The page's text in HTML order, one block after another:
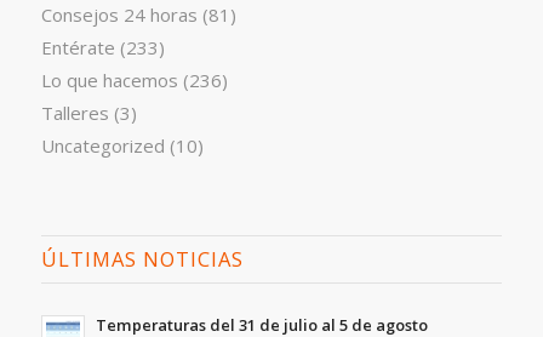
Consejos 24 horas (81)
Entérate (233)
Lo que hacemos (236)
Talleres (3)
Uncategorized (10)
ÚLTIMAS NOTICIAS
Temperaturas del 31 de julio al 5 de agosto